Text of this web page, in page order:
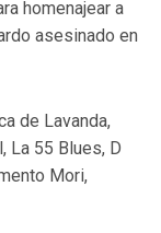
homenajear a
asesinado en
de Lavanda,
La 55 Blues, D
Mori,